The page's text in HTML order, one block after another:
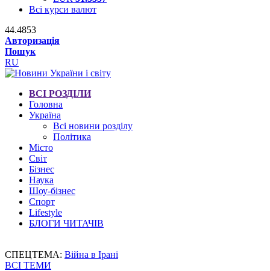
Всі курси валют
44.4853
Авторизація
Пошук
RU
ВСІ РОЗДІЛИ
Головна
Україна
Всі новини розділу
Політика
Місто
Світ
Бізнес
Наука
Шоу-бізнес
Спорт
Lifestyle
БЛОГИ ЧИТАЧІВ
СПЕЦТЕМА: Війна в Ірані
ВСІ ТЕМИ